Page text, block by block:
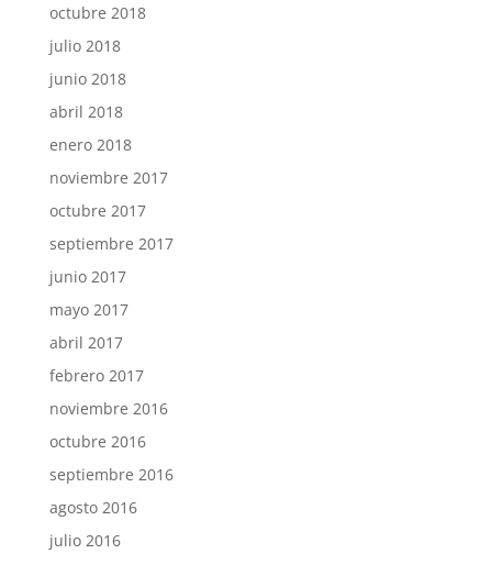
octubre 2018
julio 2018
junio 2018
abril 2018
enero 2018
noviembre 2017
octubre 2017
septiembre 2017
junio 2017
mayo 2017
abril 2017
febrero 2017
noviembre 2016
octubre 2016
septiembre 2016
agosto 2016
julio 2016